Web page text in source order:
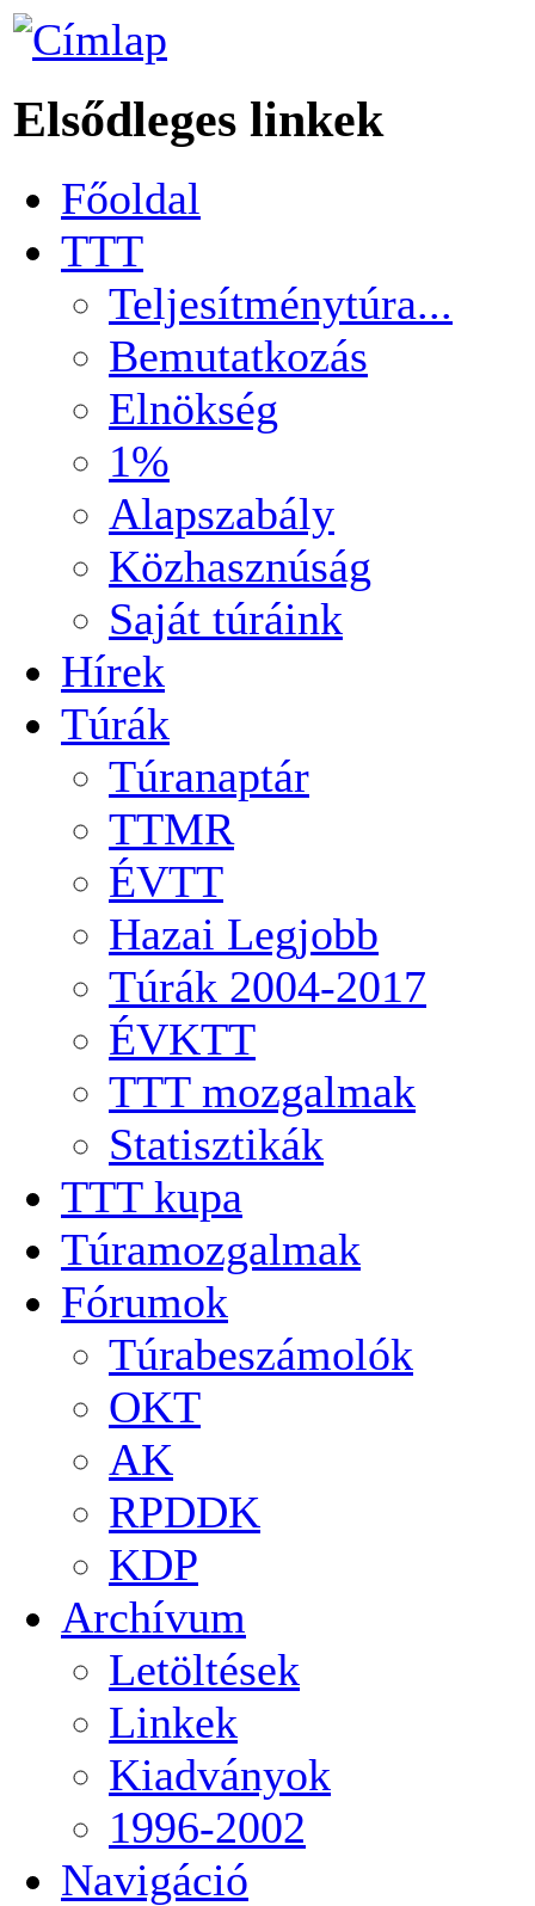
Elsődleges linkek
Főoldal
TTT
Teljesítménytúra...
Bemutatkozás
Elnökség
1%
Alapszabály
Közhasznúság
Saját túráink
Hírek
Túrák
Túranaptár
TTMR
ÉVTT
Hazai Legjobb
Túrák 2004-2017
ÉVKTT
TTT mozgalmak
Statisztikák
TTT kupa
Túramozgalmak
Fórumok
Túrabeszámolók
OKT
AK
RPDDK
KDP
Archívum
Letöltések
Linkek
Kiadványok
1996-2002
Navigáció